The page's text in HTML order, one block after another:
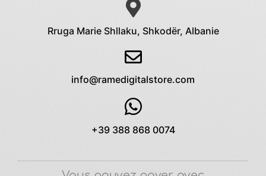
Rruga Marie Shllaku, Shkodër, Albanie
info@ramedigitalstore.com
+39 388 868 0074